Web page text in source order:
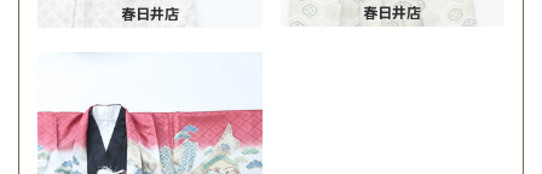
春日井店 春日井店